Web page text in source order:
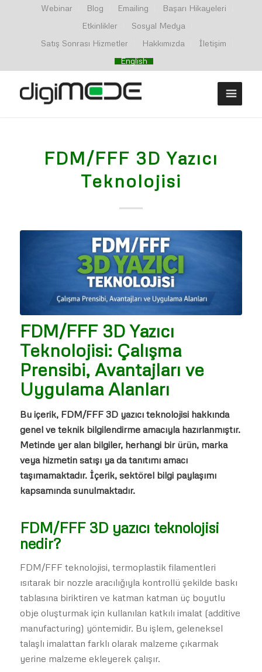
Webinar Blog Emailing
Başarı Hikayeleri
Etkinlikler
Sosyal Medya
Satış Sonrası Hizmetler
Hakkımızda
İletişim
English
FDM/FFF 3D Yazıcı
Teknolojisi
FDM/FFF 3D Yazıcı
Teknolojisi: Çalışma
Prensibi, Avantajları ve
Uygulama Alanları
Bu içerik, FDM/FFF 3D yazıcı teknolojisi hakkında
genel ve teknik bilgilendirme amacıyla hazırlanmıştır.
Metinde yer alan bilgiler, herhangi bir ürün, marka
veya hizmetin satışı ya da tanıtımı amacı
taşımamaktadır. İçerik, sektörel bilgi paylaşımı
kapsamında sunulmaktadır.
FDM/FFF 3D yazıcı teknolojisi
nedir?
FDM/FFF teknolojisi, termoplastik filamentleri
ısıtarak bir nozzle aracılığıyla kontrollü şekilde baskı
tablasına biriktiren ve katman katman üç boyutlu
obje oluşturmak için kullanılan katkılı imalat (additive
manufacturing) yöntemidir. Bu işlem, geleneksel
talaşlı imalattan farklı olarak malzeme çıkarmak
yerine malzeme ekleyerek çalışır.